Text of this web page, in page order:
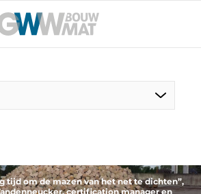
tijd om de mazen van het net te dichten”,
certification manager en